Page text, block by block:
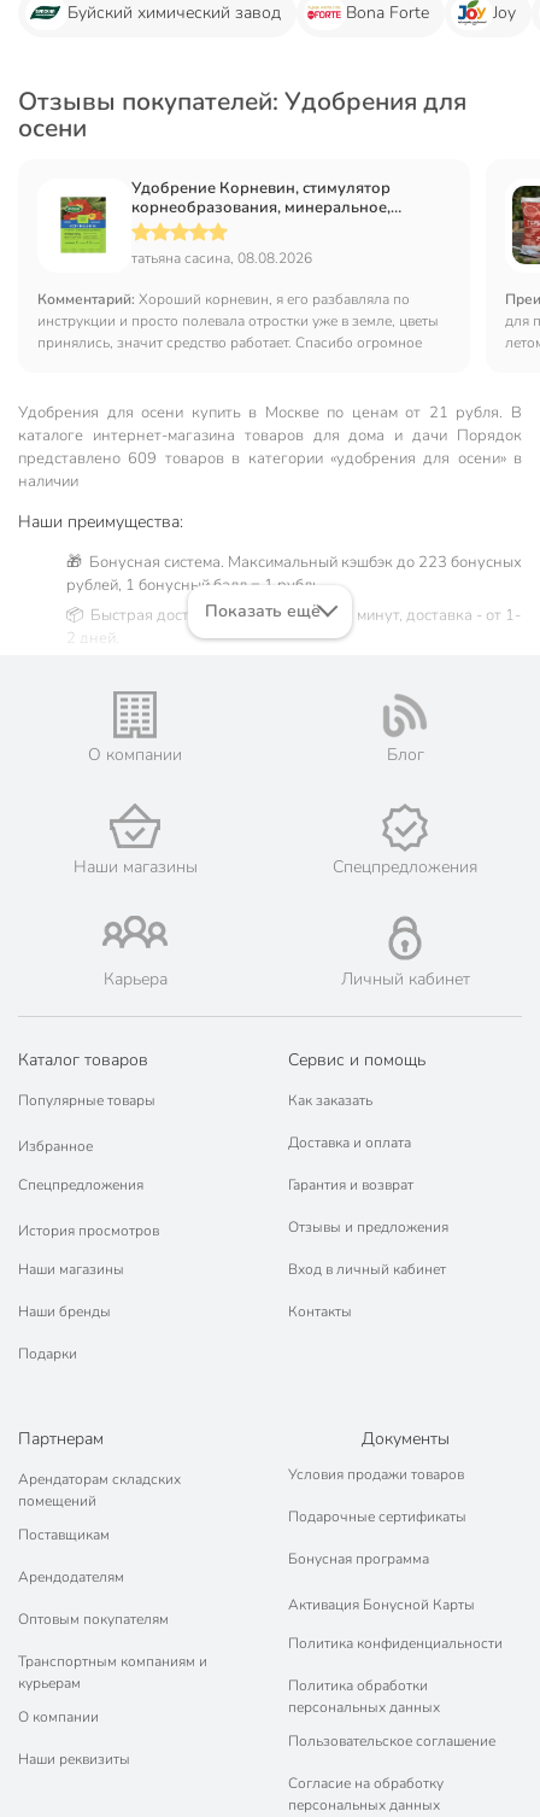
Буйский химический завод Bona Forte Joy
Отзывы покупателей: Удобрения для
осени
Удобрение Корневин, стимулятор
корнеобразования, минеральное,
порошок, 10 г, Добрая сила
татьяна сасина, 08.08.2026
Комментарий: Хороший корневин, я его разбавляла по
инструкции и просто полевала отростки уже в земле, цветы
принялись, значит средство работает. Спасибо огромное
для
Удобрения для осени купить в Москве по ценам от 21 рубля. В
каталоге интернет-магазина товаров для дома и дачи Порядок
представлено 609 товаров в категории «удобрения для осени» в
наличии
Наши преимущества:
🎁 Бонусная система. Максимальный кэшбэк до 223 бонусных
рублей, 1 бонусный балл = 1 рубль.
📦 Быстрая доставка. Самовывоз от 60 минут, доставка - от 1-
2 дней.
Жители Московской области могут сделать заказ и оплатить
его онлайн на официальном сайте сети магазинов Порядок.
💳 Оплата: онлайн на сайте интернет-гипермаркета или
🛍 Скидки, акции, распродажи каждый день!
📜 Только оригинальная продукция. Интернет-гипермаркет
Порядок - официальный представитель ведущих мировых
марок.
Показать ещё
О компании Блог
Наши магазины Спецпредложения
Карьера Личный кабинет
Каталог товаров
Популярные товары
Избранное
Спецпредложения
История просмотров
Наши магазины
Наши бренды
Подарки
Сервис и помощь
Как заказать
Доставка и оплата
Гарантия и возврат
Отзывы и предложения
Вход в личный кабинет
Контакты
Партнерам
Арендаторам складских
помещений
Поставщикам
Арендодателям
Оптовым покупателям
Транспортным компаниям и
курьерам
О компании
Наши реквизиты
Документы
Условия продажи товаров
Подарочные сертификаты
Бонусная программа
Активация Бонусной Карты
Политика конфиденциальности
Политика обработки
персональных данных
Пользовательское соглашение
Согласие на обработку
персональных данных